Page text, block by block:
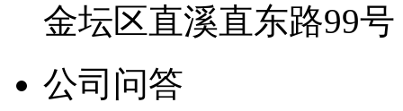
金坛区直溪直东路99号
公司问答